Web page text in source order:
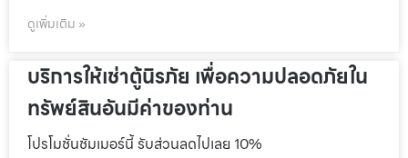
ดูเพิ่มเติม »
บริการให้เช่าตู้นิรภัย เพื่อความปลอดภัยใน
ทรัพย์สินอันมีค่าของท่าน
โปรโมชั่นชัมเมอร์นี้ รับส่วนลดไปเลย 10%